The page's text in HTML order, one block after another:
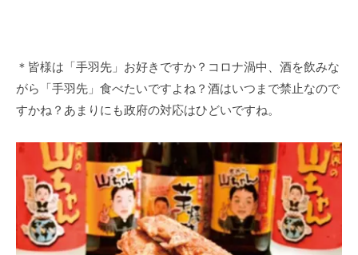
＊皆様は「手羽先」お好きですか？コロナ渦中、酒を飲みな
がら「手羽先」食べたいですよね？酒はいつまで禁止なので
すかね？あまりにも政府の対応はひどいですね。